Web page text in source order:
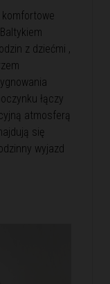
komfortowe
z dziećmi ,
łączy
atmosferą
się
wyjazd